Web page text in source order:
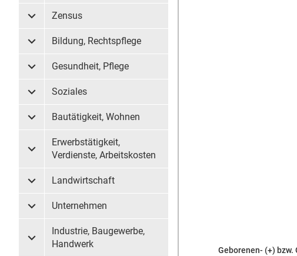
Untermenü Zensus
Zensus
Untermenü Bildung, Rechtspflege
Bildung, Rechtspflege
Untermenü Gesundheit, Pflege
Gesundheit, Pflege
Untermenü Soziales
Soziales
Untermenü Bautätigkeit, Wohnen
Bautätigkeit, Wohnen
Untermenü Erwerbstätigkeit, Verdienste, Arbeitskosten
Erwerbstätigkeit,
Verdienste, Arbeitskosten
Untermenü Landwirtschaft
Landwirtschaft
Untermenü Unternehmen
Unternehmen
Untermenü Industrie, Baugewerbe, Handwerk
Industrie, Baugewerbe,
Handwerk
Geborenen- (+) bzw.